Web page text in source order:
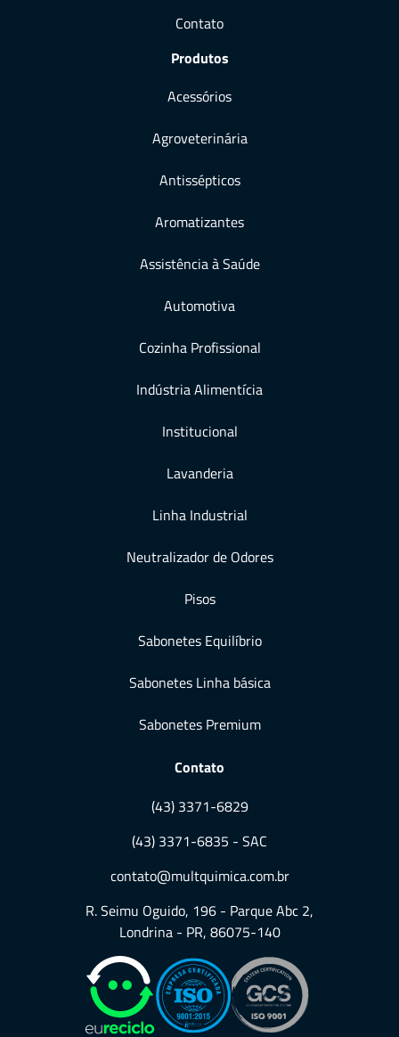
Contato
Produtos
Acessórios
Agroveterinária
Antissépticos
Aromatizantes
Assistência à Saúde
Automotiva
Cozinha Profissional
Indústria Alimentícia
Institucional
Lavanderia
Linha Industrial
Neutralizador de Odores
Pisos
Sabonetes Equilíbrio
Sabonetes Linha básica
Sabonetes Premium
Contato
(43) 3371-6829
(43) 3371-6835 - SAC
contato@multquimica.com.br
R. Seimu Oguido, 196 - Parque Abc 2,
Londrina - PR, 86075-140